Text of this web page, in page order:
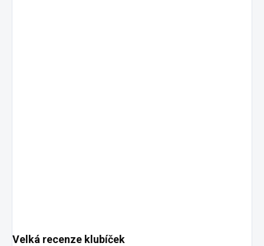
Velká recenze klubíček